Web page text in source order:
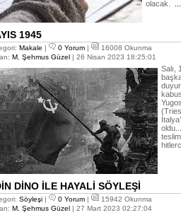
olacak.
1945
Makale | 0 Yorum |
16008 Okunma
M. Şehmus Güzel | 26 Nisan 2023 18:25:01
Salı,
DİNO İLE HAYALİ SÖYLEŞİ
Söyleşi | 0 Yorum |
15942 Okunma
M. Şehmus Güzel | 27 Mart 2023 02:27:04